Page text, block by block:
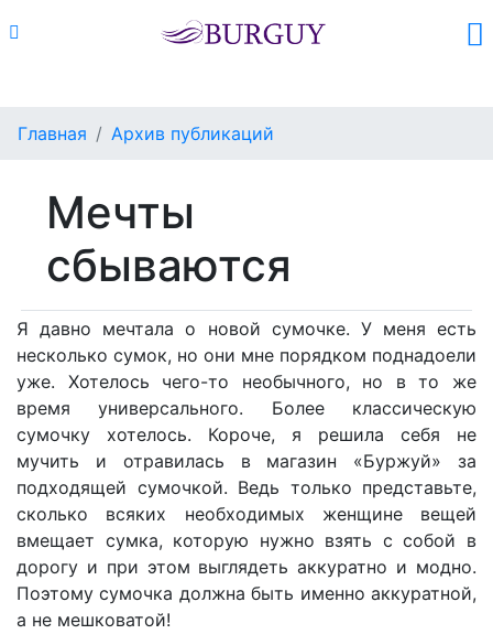
Главная Архив публикаций
Мечты
сбываются
Я давно мечтала о новой сумочке. У меня есть
несколько сумок, но они мне порядком поднадоели
уже. Хотелось чего-то необычного, но в то же
время универсального. Более классическую
сумочку хотелось. Короче, я решила себя не
мучить и отравилась в магазин «Буржуй» за
подходящей сумочкой. Ведь только представьте,
сколько всяких необходимых женщине вещей
вмещает сумка, которую нужно взять с собой в
дорогу и при этом выглядеть аккуратно и модно.
Поэтому сумочка должна быть именно аккуратной,
а не мешковатой!